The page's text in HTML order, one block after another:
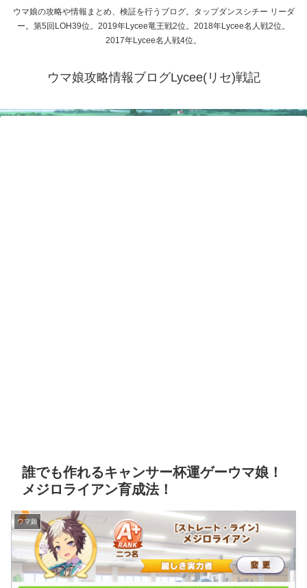
ウマ娘の攻略や情報まとめ、検証を行うブログ。タップダンスシチー リーダ
ー。第5回LOH39位。2019年Lycee竜王戦2位。2018年Lycee名人戦2位。
2017年Lycee名人戦4位。
ウマ娘攻略情報ブログLycee(リセ)戦記
誰でも作れるキャンサー杯運ゲーウマ娘！
メジロライアン育成法！
ウマ娘